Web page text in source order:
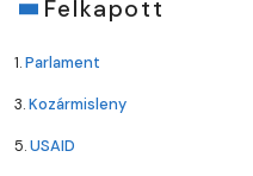
Felkapott
1.Parlament
3.Kozármisleny
5.USAID